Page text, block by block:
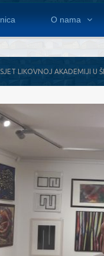
O nama
LIKOVNOJ AKADEMIJI U